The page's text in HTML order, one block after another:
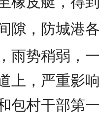
，防城港各
势稍弱，一
上，严重影
包村干部第